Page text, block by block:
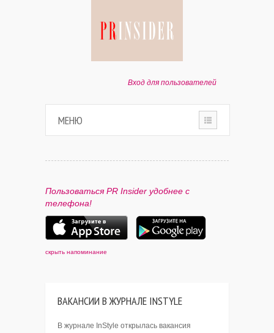
Вход для пользователей
МЕНЮ
ПАРТНЕРАМ
КОНТАКТЫ
Пользоваться PR Insider удобнее с
телефона!
скрыть напоминание
ВАКАНСИИ В ЖУРНАЛЕ INSTYLE
В журнале InStyle открылась вакансия